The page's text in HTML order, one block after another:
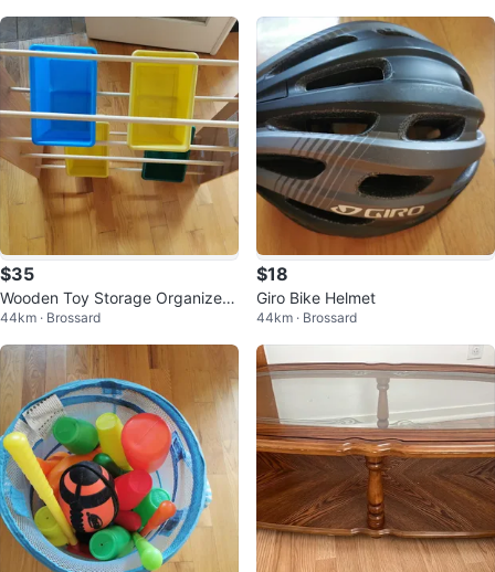
$35
Wooden Toy Storage Organizer
with Bins
44km · Brossard
$18
Giro Bike Helmet
44km · Brossard